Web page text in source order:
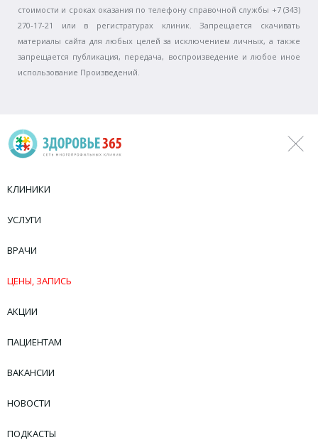
стоимости и сроках оказания по телефону справочной службы +7 (343)
270-17-21 или в регистратурах клиник. Запрещается скачивать
материалы сайта для любых целей за исключением личных, а также
запрещается публикация, передача, воспроизведение и любое иное
использование Произведений.
КЛИНИКИ
УСЛУГИ
ВРАЧИ
ЦЕНЫ, ЗАПИСЬ
АКЦИИ
ПАЦИЕНТАМ
ВАКАНСИИ
НОВОСТИ
ПОДКАСТЫ